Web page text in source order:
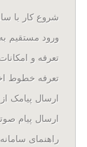
شروع کار با
ورود مستقیم به
تعرفه و
تعرفه خطوط
ارسال پيامک
ارسال پیام
راهنمای